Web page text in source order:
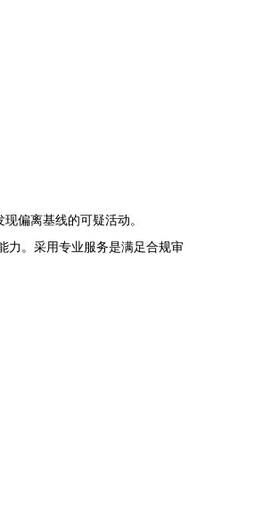
偏离基线的可疑活动。
力。采用专业服务是满足合规审